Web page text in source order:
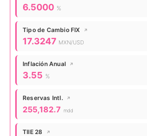
Valor actual:
6.5000 %
Tipo de Cambio FIX ↗
Valor actual:
17.3247 MXN/USD
Inflación Anual ↗
Valor actual:
3.55 %
Reservas Intl. ↗
Valor actual:
255,182.7 mdd
TIIE 28 ↗